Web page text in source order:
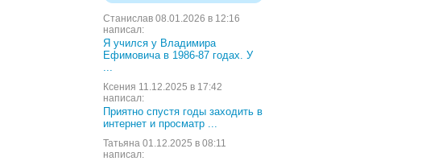
Станислав 08.01.2026 в 12:16
написал:
Я учился у Владимира
Ефимовича в 1986-87 годах. У
...
Ксения 11.12.2025 в 17:42
написал:
Приятно спустя годы заходить в
интернет и просматр ...
Татьяна 01.12.2025 в 08:11
написал: